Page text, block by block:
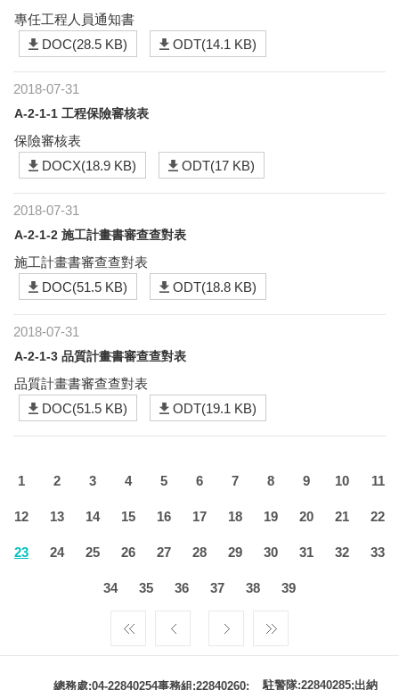
專任工程人員通知書
DOC(28.5 KB)
ODT(14.1 KB)
2018-07-31
A-2-1-1 工程保險審核表
保險審核表
DOCX(18.9 KB)
ODT(17 KB)
2018-07-31
A-2-1-2 施工計畫書審查查對表
施工計畫書審查查對表
DOC(51.5 KB)
ODT(18.8 KB)
2018-07-31
A-2-1-3 品質計畫書審查查對表
品質計畫書審查查對表
DOC(51.5 KB)
ODT(19.1 KB)
1 2 3 4 5 6 7 8 9 10 11
12 13 14 15 16 17 18 19 20 21 22
23 24 25 26 27 28 29 30 31 32 33
34 35 36 37 38 39
總務處:04-22840254事務組:22840260; 駐警隊:22840285;出納